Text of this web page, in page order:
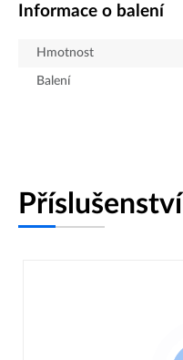
Informace o balení
Hmotnost
Balení
Příslušenství